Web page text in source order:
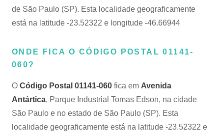
de São Paulo (SP). Esta localidade geograficamente
está na latitude -23.52322 e longitude -46.66944
ONDE FICA O CÓDIGO POSTAL 01141-
060?
O Código Postal 01141-060 fica em Avenida
Antártica, Parque Industrial Tomas Edson, na cidade
São Paulo e no estado de São Paulo (SP). Esta
localidade geograficamente está na latitude -23.52322 e